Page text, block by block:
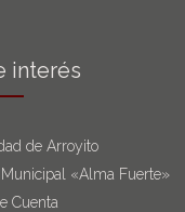
interés
de Arroyito
«Alma Fuerte»
Cuenta